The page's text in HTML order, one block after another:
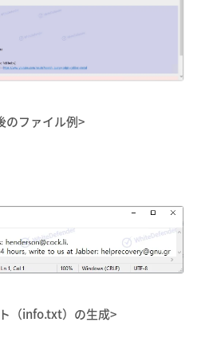
のファイル例>
（info.txt）の生成>